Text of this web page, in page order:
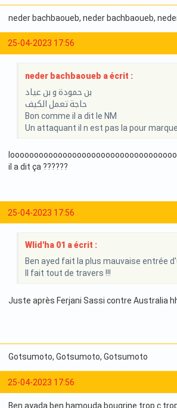
neder bachbaoueb, neder bachbaoueb,
25-04-2023 17:56
neder bachbaoueb a écrit :
بن حمودة و بن عياد
حاجة تعمل الكيف
Bon comme il a dit le NM
Un attaquant il n est pas la pour
il a dit ça ??????
25-04-2023 17:56
Wlid'ha 01 a écrit :
Ben ayed fait la plus mauvaise entrée
Il fait tout de travers !!!
Juste après Ferjani Sassi contre Australia
Gotsumoto, Gotsumoto, Gotsumoto
25-04-2023 17:56
Ben ayada ben hamouda bougrine trop c trop